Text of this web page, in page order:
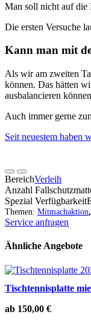
Man soll nicht auf die
Die ersten Versuche
Kann man mit
Als wir am zweiten
können. Das hätten
ausbalancieren
Auch immer gerne
Seit neuestem haben
BereichVerleih
Anzahl
Spezial Verfügbarkeit
Themen: Mitmachaktion,
Service anfragen
Ähnliche Angebote
Tischtennisplatte
ab 150,00 €